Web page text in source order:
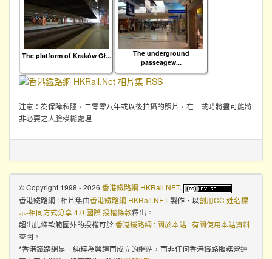
The platform of Kraków Gł...
The underground
passeagew...
注意：為保障私隱，二零零八年或以後拍攝的照片，在上載時將盡可能將
非必要之人臉模糊處理
© Copyright 1998 - 2026 香港鐵路網 HKRail.NET.
香港鐵路網 : 相片集由香港鐵路網 HKRail.NET製作，以創用CC 姓名標
示-相同方式分享 4.0 國際 授權條款釋出。
超出此條款範圍外的授權可於香港鐵路網 : 關於本站 : 有關使用本站資料
查閱。
*香港鐵路網是一純粹為興趣而成立的網站，而非任何香港鐵路服務營運